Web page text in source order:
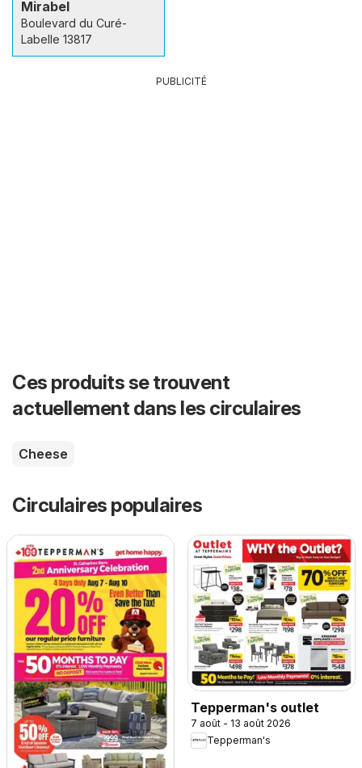
Mirabel
Boulevard du Curé-
Labelle 13817
PUBLICITÉ
Ces produits se trouvent
actuellement dans les circulaires
Cheese
Circulaires populaires
Tepperman's outlet
7 août - 13 août 2026
Tepperman's